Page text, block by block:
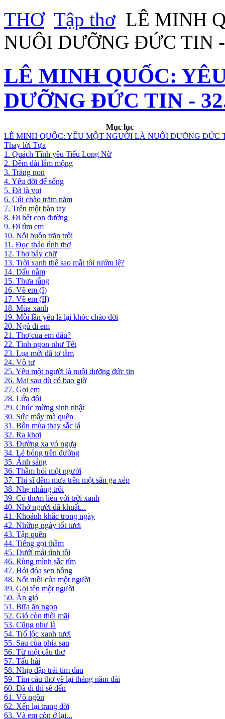
THƠ Tập thơ LÊ MINH
NUÔI DƯỠNG ĐỨC TIN
LÊ MINH QUỐC:
DƯỠNG ĐỨC TIN -
Mục lục
LÊ MINH QUỐC: YÊU MỘT NGƯỜI LÀ NUÔI DƯỠNG ĐỨC
Thay lời Tựa
1. Quách Tĩnh yêu Tiểu Long Nữ
2. Đêm dài lắm mộng
3. Trăng non
4. Yêu đời để sống
5. Đã là vui
6. Cúi chào trăm năm
7. Trên một bàn tay
8. Đi hết con đường
9. Đi tìm em
10. Nỗi buồn trăn trối
11. Đọc thảo tình thơ
12. Thơ bảy chữ
13. Trời xanh thế sao mắt tôi rướm lệ?
14. Dấu nằm
15. Thưa rằng
16. Vẽ em (I)
17. Vẽ em (II)
18. Mùa xanh
19. Mỗi lần yêu là lại khóc chào đời
20. Ngủ đi em
21. Thơ của em đâu?
22. Tình ngon như Tết
23. Lụa mới đã tơ tằm
24. Vô tư
25. Yêu một người là nuôi dưỡng đức tin
26. Mai sau dù có bao giờ
27. Gọi em
28. Lứa đôi
29. Chúc mừng sinh nhật
30. Sức mấy mà quên
31. Bốn mùa thay sắc lá
32. Ra khơi
33. Đường xa vó ngựa
34. Lẻ bóng trên đường
35. Ánh sáng
36. Thầm hỏi một người
37. Thi sĩ đêm mưa trên một sân ga xép
38. Nhẹ nhàng trôi
39. Cỏ thơm liền với trời xanh
40. Nhớ người đã khuất...
41. Khoảnh khắc trong ngày
42. Những ngày tốt tươi
43. Tập quên
44. Tiếng gọi thầm
45. Dưới mái tình tôi
46. Rùng mình sắc tím
47. Hỏi đóa sen hồng
48. Nốt ruồi của một người
49. Gọi tên một người
50. Ăn gió
51. Bữa ăn ngon
52. Gió còn thổi mãi
53. Cũng như là
54. Trổ lộc xanh tươi
55. Sau của phía sau
56. Từ một câu thơ
57. Tấu hài
58. Nhịp đập trái tim đau
59. Tìm câu thơ vẽ lại tháng năm dài
60. Đã đi thì sẽ đến
61. Vô ngôn
62. Xếp lại trang đời
63. Và em còn ở lại...